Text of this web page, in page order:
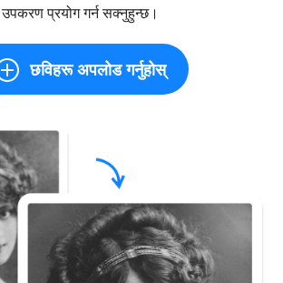
उपकरण प्रयोग गर्न सक्नुहुन्छ।
छविहरू अपलोड गर्नुहोस्